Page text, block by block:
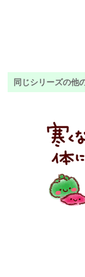
同じシリーズの他